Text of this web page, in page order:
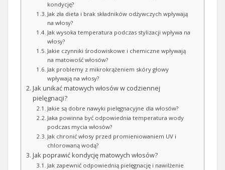
kondycję?
Jak zła dieta i brak składników odżywczych wpływają
na włosy?
Jak wysoka temperatura podczas stylizacji wpływa na
włosy?
Jakie czynniki środowiskowe i chemiczne wpływają
na matowość włosów?
Jak problemy z mikrokrążeniem skóry głowy
wpływają na włosy?
Jak unikać matowych włosów w codziennej
pielęgnacji?
Jakie są dobre nawyki pielęgnacyjne dla włosów?
Jaka powinna być odpowiednia temperatura wody
podczas mycia włosów?
Jak chronić włosy przed promieniowaniem UV i
chlorowaną wodą?
Jak poprawić kondycję matowych włosów?
Jak zapewnić odpowiednią pielęgnację i nawilżenie